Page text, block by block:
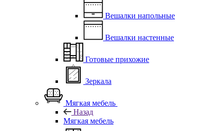
Вешалки напольные
Вешалки настенные
Готовые прихожие
Зеркала
Мягкая мебель
Назад
Мягкая мебель